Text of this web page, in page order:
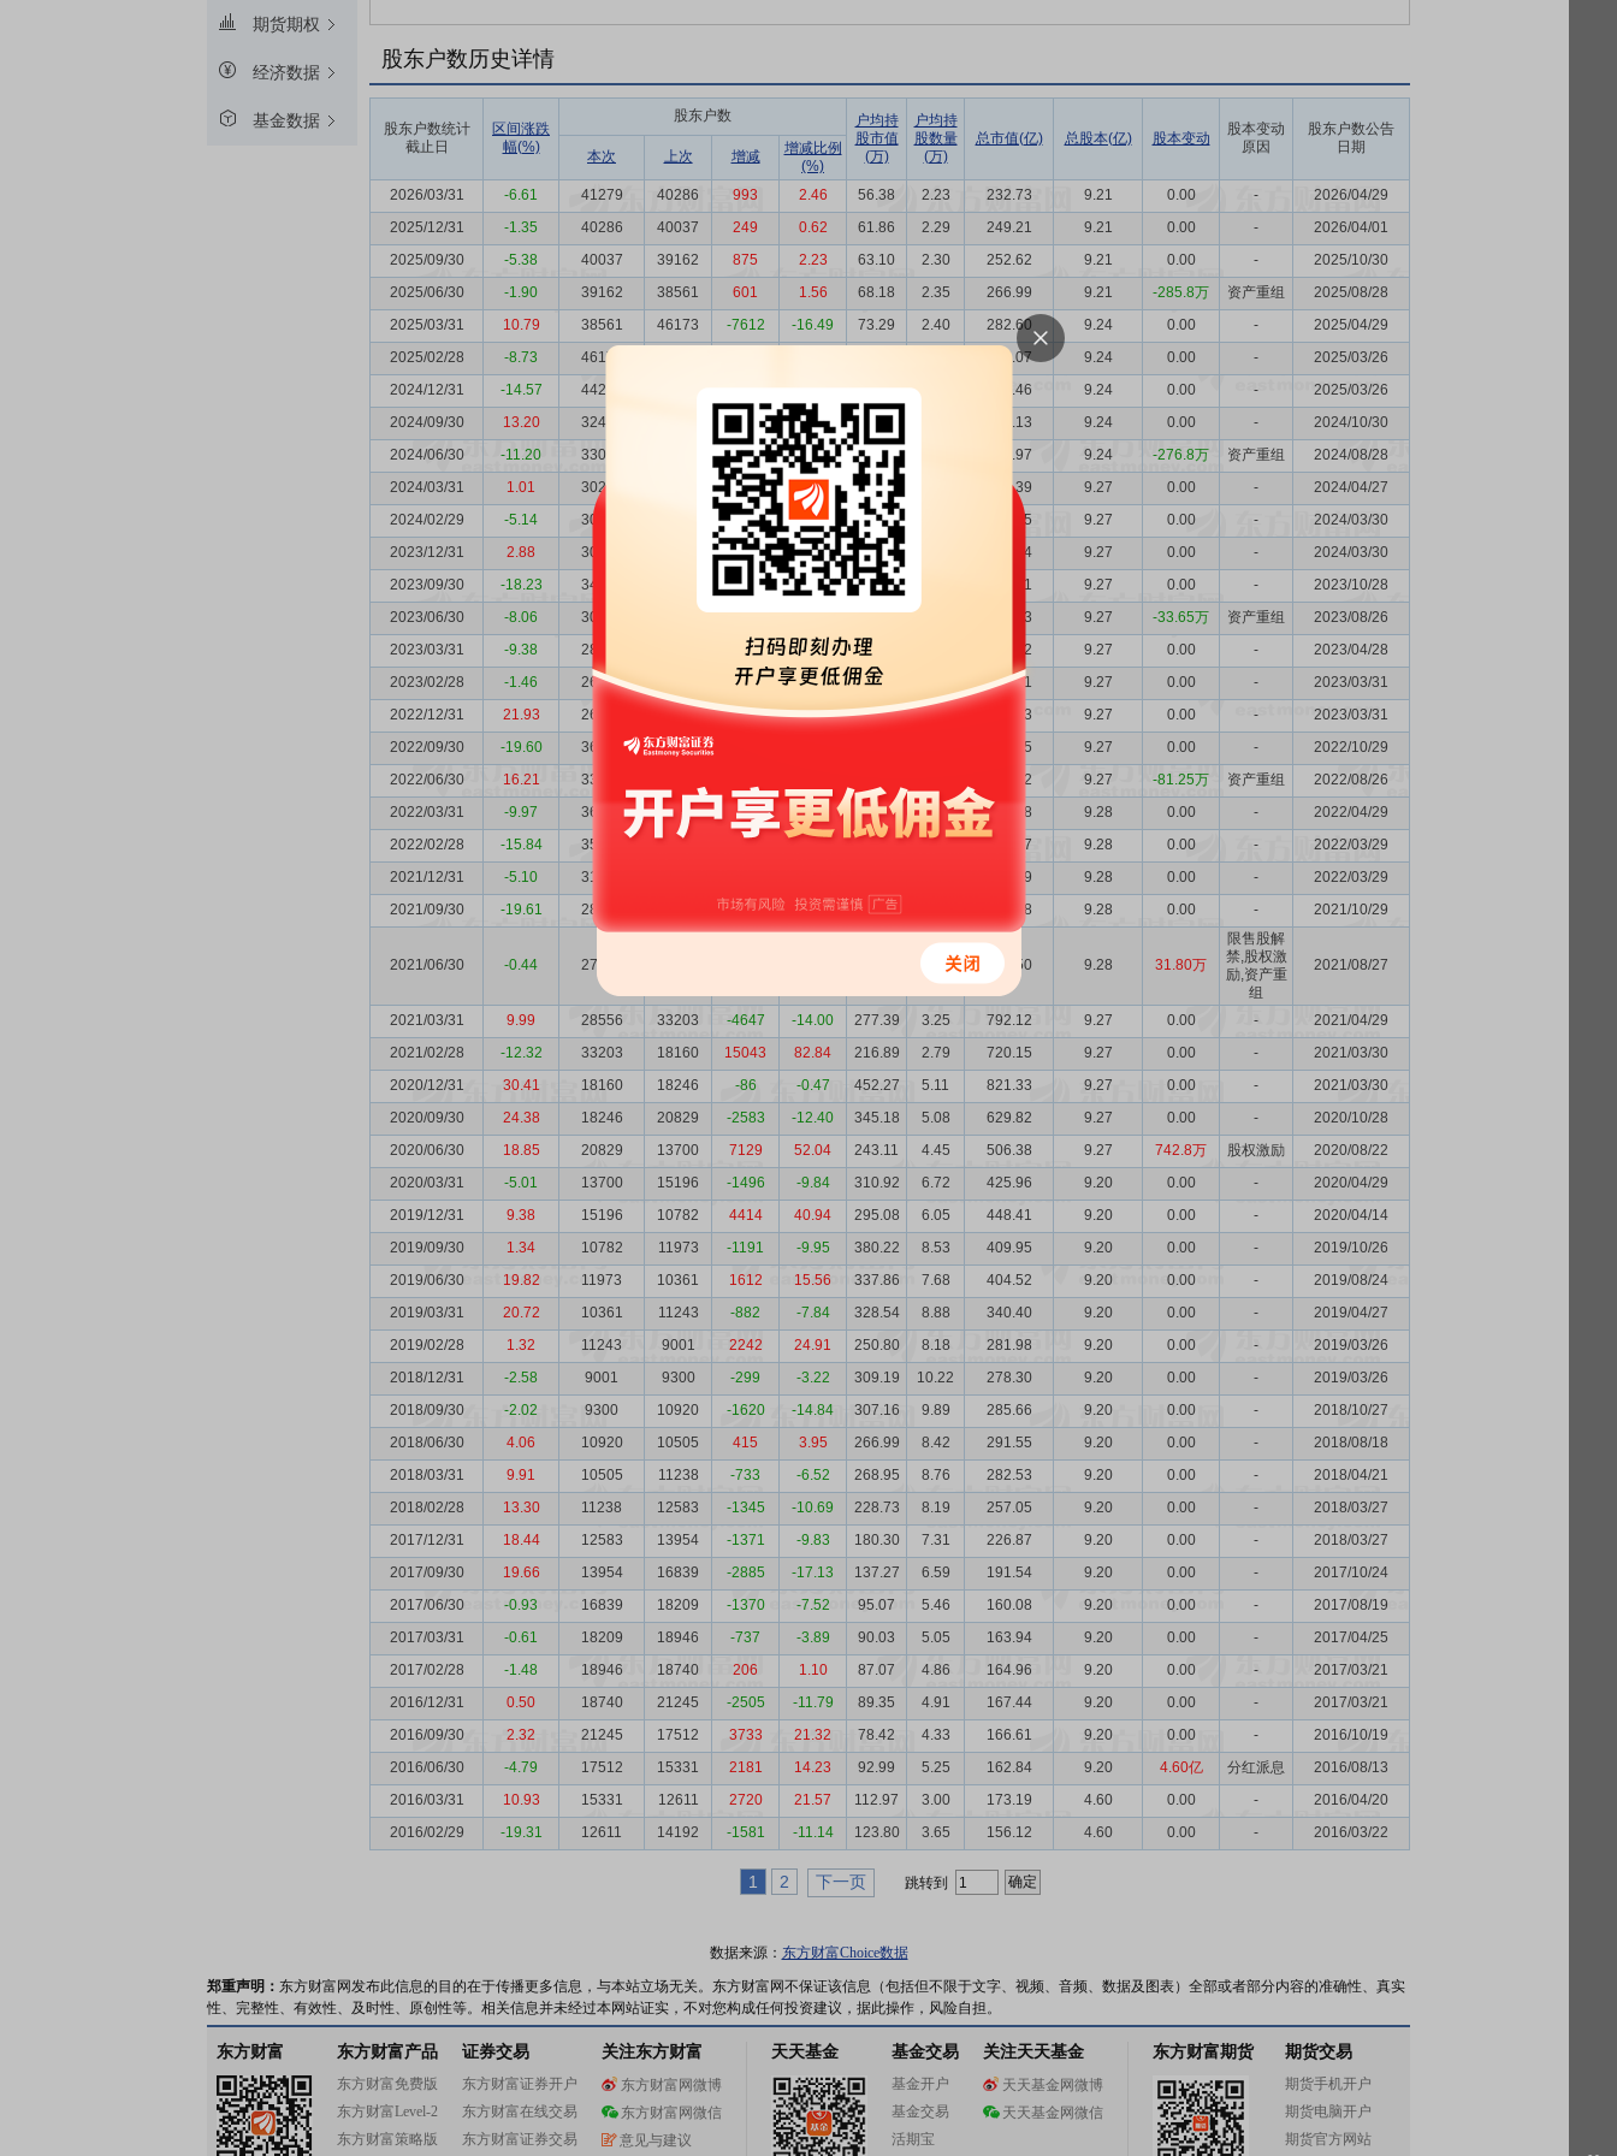
期货期权
经济数据
基金数据
股东户数历史详情
股东户数统计
截止日
区间涨跌
幅(%)
股东户数
户均持
股市值
(万)
户均持
股数量
(万)
总市值(亿) 总股本(亿) 股本变动
股本变动
原因
股东户数公告
日期
本次 上次 增减
增减比例
(%)
2026/03/31
-6.61 41279 40286 993 2.46 56.38 2.23 232.73 9.21 0.00 -
2026/04/29
2025/12/31
-1.35 40286 40037 249 0.62 61.86 2.29 249.21 9.21 0.00 -
2026/04/01
2025/09/30
-5.38 40037 39162 875 2.23 63.10 2.30 252.62 9.21 0.00 -
2025/10/30
2025/06/30
-1.90 39162 38561 601 1.56 68.18 2.35 266.99 9.21 -285.8万 资产重组
2025/08/28
2025/03/31
10.79 38561 46173 -7612 -16.49 73.29 2.40 282.60 9.24 0.00 -
2025/04/29
2025/02/28
-8.73 46173 255.07 9.24 0.00 -
2025/03/26
2024/12/31
-14.57 44204 11725 36.10 63.22 279.46 9.24 0.00 -
2025/03/26
2024/09/30
13.20 32479 -597 -1.80 327.13 9.24 0.00 -
2024/10/30
2024/06/30
-11.20 33076 2839 9.39 87.37 288.97 9.24 -276.8万 资产重组
2024/08/28
2024/03/31
1.01 30237 -385 -1.26 110.26 333.39 9.27 0.00 -
2024/04/27
2024/02/29
-5.14 30622 518 1.72 107.78 330.05 9.27 0.00 -
2024/03/30
2023/12/31
2.88 30104 -4653 -13.39 115.58 347.94 9.27 0.00 -
2024/03/30
2023/09/30
-18.23 34757 3871 12.53 97.31 338.21 9.27 0.00 -
2023/10/28
2023/06/30
-8.06 30886 2062 7.15 133.92 413.63 9.27 -33.65万 资产重组
2023/08/26
2023/03/31
-9.38 28824 2174 8.16 157.90 455.12 9.27 0.00 -
2023/04/28
2023/02/28
-1.46 26650 395 1.50 188.45 502.21 9.27 0.00 -
2023/03/31
2022/12/31
21.93 26255 36383 -10128 -27.84 194.11 3.53 509.63 9.27 0.00 -
2023/03/31
2022/09/30
-19.60 36383 33055 417.95 9.27 0.00 -
2022/10/29
2022/06/30
16.21 33055 519.82 9.27 -81.25万 资产重组
2022/08/26
2022/03/31
-9.97 36829 35247 1582 4.49 123.13 2.52 453.48 9.28 0.00 -
2022/04/29
2022/02/28
-15.84 35247 503.67 9.28 0.00 -
2022/03/29
2021/12/31
-5.10 31902 598.49 9.28 0.00 -
2022/03/29
2021/09/30
-19.61 28670 1498 5.51 219.98 630.68 9.28 0.00 - 2021/10/29
2021/06/30 -0.44 27172 3.41 784.50 9.28 31.80万
限售股解
禁,股权激
励,资产重
组
2021/08/27
2021/03/31 9.99 28556 33203 -4647 -14.00 277.39 3.25 792.12 9.27 0.00 -
2021/04/29
2021/02/28
-12.32 33203 18160 15043 82.84 216.89 2.79 720.15 9.27 0.00 -
2021/03/30
2020/12/31
30.41 18160 18246 -86 -0.47 452.27 5.11 821.33 9.27 0.00 -
2021/03/30
2020/09/30
24.38 18246 20829 -2583 -12.40 345.18 5.08 629.82 9.27 0.00 -
2020/10/28
2020/06/30
18.85 20829 13700 7129 52.04 243.11 4.45 506.38 9.27 742.8万 股权激励
2020/08/22
2020/03/31
-5.01 13700 15196 -1496 -9.84 310.92 6.72 425.96 9.20 0.00 -
2020/04/29
2019/12/31
9.38 15196 10782 4414 40.94 295.08 6.05 448.41 9.20 0.00 -
2020/04/14
2019/09/30
1.34 10782 11973 -1191 -9.95 380.22 8.53 409.95 9.20 0.00 -
2019/10/26
2019/06/30
19.82 11973 10361 1612 15.56 337.86 7.68 404.52 9.20 0.00 -
2019/08/24
2019/03/31
20.72 10361 11243 -882 -7.84 328.54 8.88 340.40 9.20 0.00 -
2019/04/27
2019/02/28
1.32 11243 9001 2242 24.91 250.80 8.18 281.98 9.20 0.00 -
2019/03/26
2018/12/31
-2.58 9001 9300 -299 -3.22 309.19 10.22 278.30 9.20 0.00 -
2019/03/26
2018/09/30
-2.02 9300 10920 -1620 -14.84 307.16 9.89 285.66 9.20 0.00 -
2018/10/27
2018/06/30
4.06 10920 10505 415 3.95 266.99 8.42 291.55 9.20 0.00 -
2018/08/18
2018/03/31
9.91 10505 11238 -733 -6.52 268.95 8.76 282.53 9.20 0.00 -
2018/04/21
2018/02/28
13.30 11238 12583 -1345 -10.69 228.73 8.19 257.05 9.20 0.00 -
2018/03/27
2017/12/31
18.44 12583 13954 -1371 -9.83 180.30 7.31 226.87 9.20 0.00 -
2018/03/27
2017/09/30
19.66 13954 16839 -2885 -17.13 137.27 6.59 191.54 9.20 0.00 -
2017/10/24
2017/06/30
-0.93 16839 18209 -1370 -7.52 95.07 5.46 160.08 9.20 0.00 -
2017/08/19
2017/03/31
-0.61 18209 18946 -737 -3.89 90.03 5.05 163.94 9.20 0.00 -
2017/04/25
2017/02/28
-1.48 18946 18740 206 1.10 87.07 4.86 164.96 9.20 0.00 -
2017/03/21
2016/12/31
0.50 18740 21245 -2505 -11.79 89.35 4.91 167.44 9.20 0.00 -
2017/03/21
2016/09/30
2.32 21245 17512 3733 21.32 78.42 4.33 166.61 9.20 0.00 -
2016/10/19
2016/06/30
-4.79 17512 15331 2181 14.23 92.99 5.25 162.84 9.20 4.60亿 分红派息
2016/08/13
2016/03/31
10.93 15331 12611 2720 21.57 112.97 3.00 173.19 4.60 0.00 -
2016/04/20
2016/02/29
-19.31 12611 14192 -1581 -11.14 123.80 3.65 156.12 4.60 0.00 - 2016/03/22
1 2 下一页 跳转到
数据来源： 东方财富Choice数据
郑重声明： 东方财富网发布此信息的目的在于传播更多信息，与本站立场无关。东方财富网不保证该信息（包括但不限于文字、视频、音频、数据及图表）全部或者部分内容的准确性、真实
性、完整性、有效性、及时性、原创性等。相关信息并未经过本网站证实，不对您构成任何投资建议，据此操作，风险自担。
东方财富 东方财富产品
东方财富免费版
东方财富Level-2
东方财富策略版
证券交易
东方财富证券开户
东方财富在线交易
东方财富证券交易
关注东方财富
东方财富网微博
东方财富网微信
意见与建议
天天基金 基金交易
基金开户
基金交易
活期宝
关注天天基金
天天基金网微博
天天基金网微信
东方财富期货 期货交易
期货手机开户
期货电脑开户
期货官方网站